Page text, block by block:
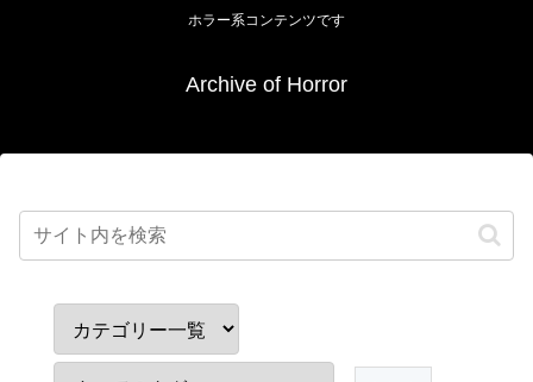
ホラー系コンテンツです
Archive of Horror